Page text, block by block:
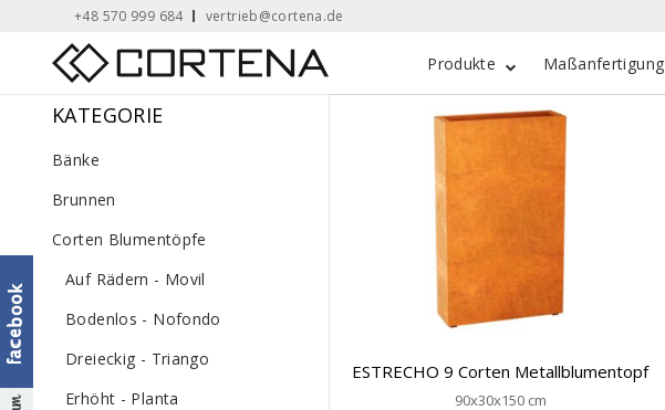
+48 570 999 684 vertrieb@cortena.de
Home Produkte Maßanfertigung
ESTRECHO 9 Corten Metallblumentopf
90x30x150 cm
KATEGORIE
Bänke
Brunnen
Corten Blumentöpfe
Auf Rädern - Movil
Bodenlos - Nofondo
Dreieckig - Triango
Erhöht - Planta